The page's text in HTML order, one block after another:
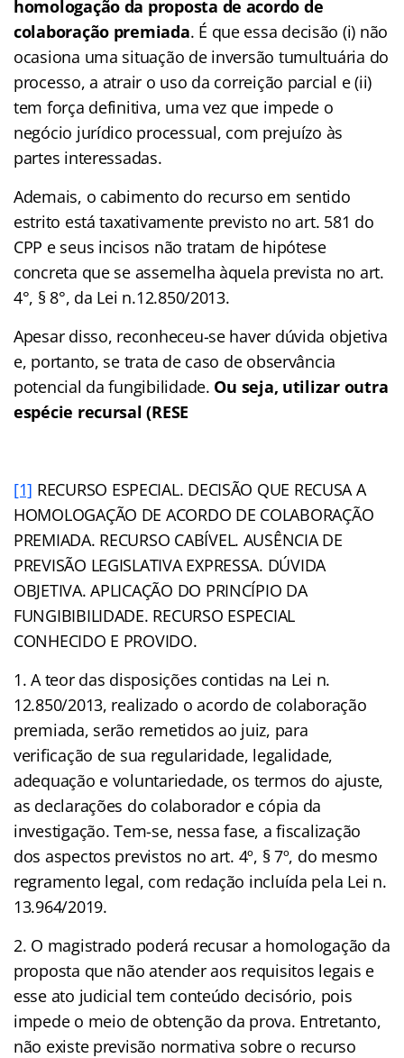
homologação da proposta de acordo de
colaboração premiada. É que essa decisão (i) não
ocasiona uma situação de inversão tumultuária do
processo, a atrair o uso da correição parcial e (ii)
tem força definitiva, uma vez que impede o
negócio jurídico processual, com prejuízo às
partes interessadas.
Ademais, o cabimento do recurso em sentido
estrito está taxativamente previsto no art. 581 do
CPP e seus incisos não tratam de hipótese
concreta que se assemelha àquela prevista no art.
4°, § 8°, da Lei n.12.850/2013.
Apesar disso, reconheceu-se haver dúvida objetiva
e, portanto, se trata de caso de observância
potencial da fungibilidade. Ou seja, utilizar outra
espécie recursal (RESE
[1] RECURSO ESPECIAL. DECISÃO QUE RECUSA A
HOMOLOGAÇÃO DE ACORDO DE COLABORAÇÃO
PREMIADA. RECURSO CABÍVEL. AUSÊNCIA DE
PREVISÃO LEGISLATIVA EXPRESSA. DÚVIDA
OBJETIVA. APLICAÇÃO DO PRINCÍPIO DA
FUNGIBIBILIDADE. RECURSO ESPECIAL
CONHECIDO E PROVIDO.
1. A teor das disposições contidas na Lei n.
12.850/2013, realizado o acordo de colaboração
premiada, serão remetidos ao juiz, para
verificação de sua regularidade, legalidade,
adequação e voluntariedade, os termos do ajuste,
as declarações do colaborador e cópia da
investigação. Tem-se, nessa fase, a fiscalização
dos aspectos previstos no art. 4º, § 7º, do mesmo
regramento legal, com redação incluída pela Lei n.
13.964/2019.
2. O magistrado poderá recusar a homologação da
proposta que não atender aos requisitos legais e
esse ato judicial tem conteúdo decisório, pois
impede o meio de obtenção da prova. Entretanto,
não existe previsão normativa sobre o recurso